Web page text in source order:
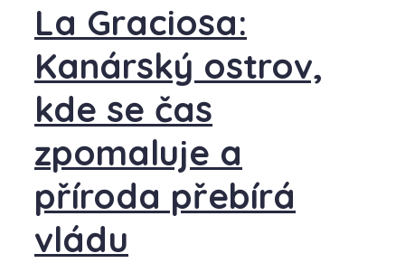
La Graciosa:
Kanárský ostrov,
kde se čas
zpomaluje a
příroda přebírá
vládu